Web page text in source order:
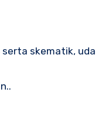
serta skematik, uda